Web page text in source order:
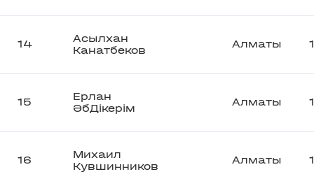
14
Асылхан
Канатбеков
Алматы
15
Ерлан
ӘбДікерім
Алматы
16
Михаил
Кувшинников
Алматы